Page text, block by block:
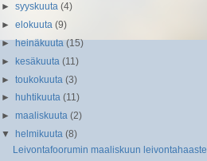
►syyskuuta(4)
►elokuuta(9)
►heinäkuuta(15)
►kesäkuuta(11)
►toukokuuta(3)
►
huhtikuuta(11)
►maaliskuuta(2)
▼helmikuuta(8)
Leivontafoorumin maaliskuun leivontahaaste